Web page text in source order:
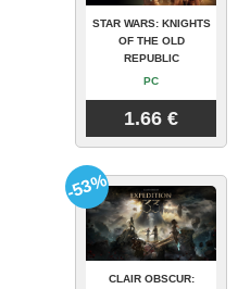
STAR WARS: KNIGHTS
OF THE OLD
REPUBLIC
PC
1.66 €
CLAIR OBSCUR:
-53%